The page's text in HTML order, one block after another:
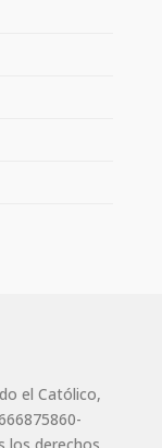
el Católico,
los derechos